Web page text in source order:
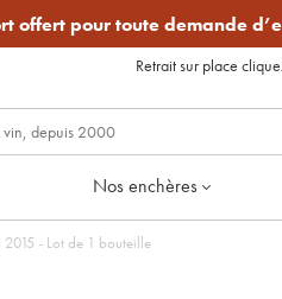
offert pour toute demande
Retrait sur place
Nos enchères
- Lot de 1 bouteille